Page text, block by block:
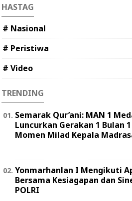
HASTAG
# Nasional
# Peristiwa
# Video
TRENDING
Semarak Qur’ani: MAN 1
Luncurkan Gerakan 1 Bulan 1
Momen Milad Kepala
Yonmarhanlan I Mengikuti
Bersama Kesiagapan dan
POLRI